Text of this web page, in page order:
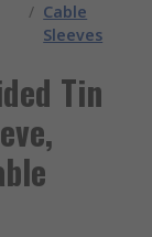
/ Cable
Sleeves
Tin